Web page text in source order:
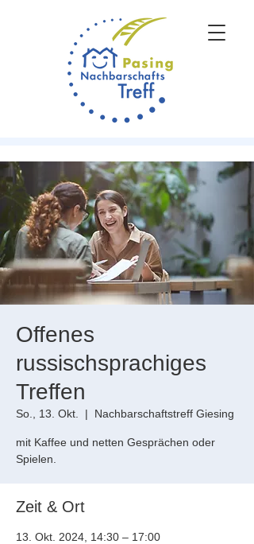
Offenes
russischsprachiges
Treffen
So., 13. Okt.
  |
Nachbarschaftstreff Giesing
mit Kaffee und netten Gesprächen oder
Spielen.
Zeit & Ort
13. Okt. 2024, 14:30 – 17:00